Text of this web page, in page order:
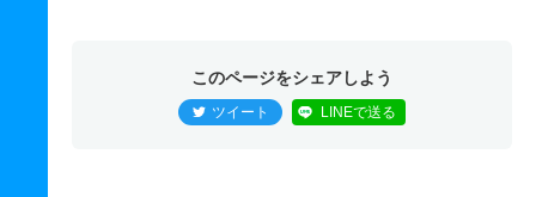
このページをシェアしよう
ツイート LINEで送る